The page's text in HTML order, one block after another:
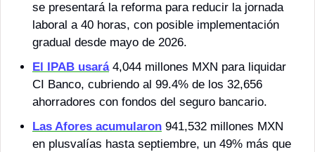
se presentará la reforma para reducir la jornada
laboral a 40 horas, con posible implementación
gradual desde mayo de 2026.
El IPAB usará 4,044 millones MXN para liquidar
CI Banco, cubriendo al 99.4% de los 32,656
ahorradores con fondos del seguro bancario.
Las Afores acumularon 941,532 millones MXN
en plusvalías hasta septiembre, un 49% más que